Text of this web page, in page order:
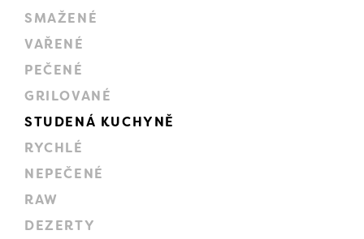
SMAŽENÉ
VAŘENÉ
PEČENÉ
GRILOVANÉ
STUDENÁ KUCHYNĚ
RYCHLÉ
NEPEČENÉ
RAW
DEZERTY